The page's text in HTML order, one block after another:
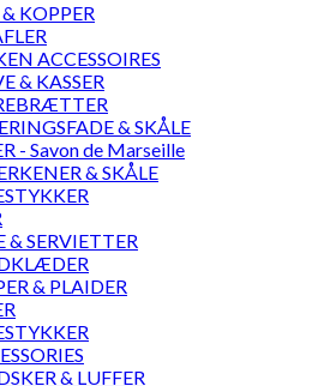
KOPPER
ACCESSOIRES
& KASSER
& SKÅLE
- Savon de Marseille
& SKÅLE
& SERVIETTER
& PLAIDER
& LUFFER